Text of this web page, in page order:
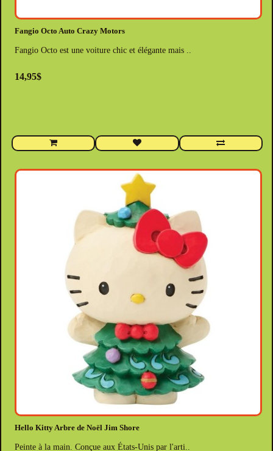
Fangio Octo Auto Crazy Motors
Fangio Octo est une voiture chic et élégante mais ..
14,95$
Hello Kitty Arbre de Noël Jim Shore
Peinte à la main. Conçue aux États-Unis par l'arti..